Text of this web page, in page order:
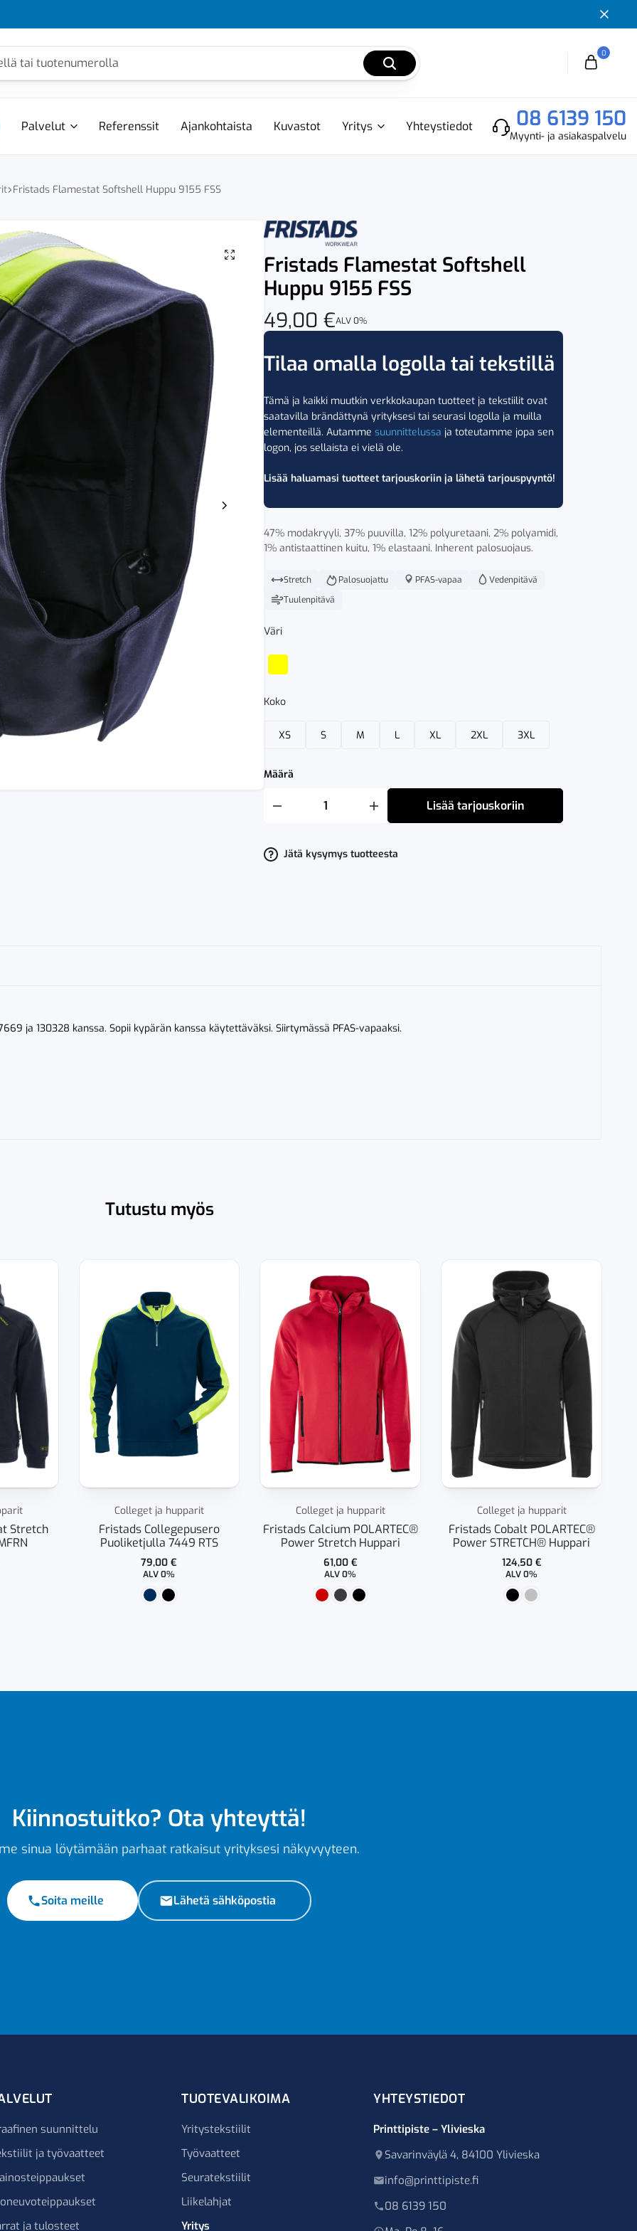
0
Cart
Palvelut Referenssit Ajankohtaista Kuvastot Yritys Yhteystiedot 08 6139 150
Myynti- ja asiakaspalvelu
Fristads Flamestat Softshell Huppu 9155 FSS
Fristads Flamestat Softshell
Huppu 9155 FSS
49,00€ALV 0%
Tilaa omalla logolla tai tekstillä
Tämä ja kaikki muutkin verkkokaupan tuotteet ja tekstiilit ovat
saatavilla brändättynä yrityksesi tai seurasi logolla ja muilla
elementeillä. Autammesuunnittelussa ja toteutamme jopa sen
logon, jos sellaista ei vielä ole.
Lisää haluamasi tuotteet tarjouskoriin ja lähetä tarjouspyyntö!
47% modakryyli, 37% puuvilla, 12% polyuretaani, 2% polyamidi,
1% antistaattinen kuitu, 1% elastaani. Inherent palosuojaus.
Stretch Palosuojattu PFAS-vapaa
Vedenpitävä
Tuulenpitävä
Väri
Koko
XS S M L XL 2XL 3XL
Määrä
Fristads
9155
FSS
Lisää tarjouskoriin
Jätä kysymys tuotteesta
ja 130328 kanssa. Sopii kypärän kanssa käytettäväksi. Siirtymässä PFAS-vapaaksi.
Tutustu myös
Stretch
Colleget ja hupparit
Fristads Collegepusero
Puoliketjulla 7449 RTS
79,00€
ALV 0%
Colleget ja hupparit
Fristads Calcium POLARTEC®
Power Stretch Huppari
61,00 €
ALV 0%
Colleget ja hupparit
Fristads Cobalt POLARTEC®
Power STRETCH® Huppari
124,50 €
ALV 0%
Kiinnostuitko? Ota yhteyttä!
sinua löytämään parhaat ratkaisut yrityksesi näkyvyyteen.
Soita meille Lähetä sähköpostia
suunnittelu
ja työvaatteet
ja tulosteet
TUOTEVALIKOIMA
Yritystekstiilit
Työvaatteet
Seuratekstiilit
Liikelahjat
Yritys
YHTEYSTIEDOT
Printtipiste – Ylivieska
Savarinväylä 4, 84100 Ylivieska
info@printtipiste.fi
08 6139 150